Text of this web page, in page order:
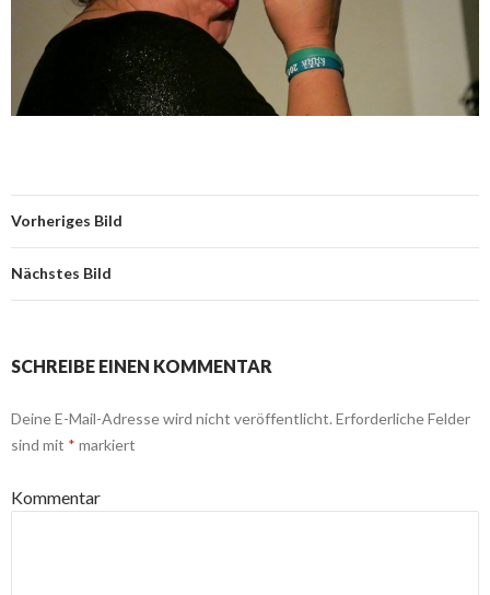
Vorheriges Bild
Nächstes Bild
SCHREIBE EINEN KOMMENTAR
Deine E-Mail-Adresse wird nicht veröffentlicht. Erforderliche Felder
sind mit * markiert
Kommentar